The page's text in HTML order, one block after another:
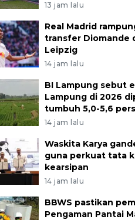
13 jam lalu
Real Madrid
transfer Diomande
Leipzig
14 jam lalu
BI Lampung sebut
Lampung di 2026
tumbuh 5,0-5,6
14 jam lalu
Waskita Karya
guna perkuat tata
kearsipan
14 jam lalu
BBWS pastikan
Pengaman Pantai